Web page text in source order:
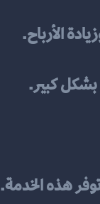
الأرباح.
بشكل كبير.
هذه الخدمة.